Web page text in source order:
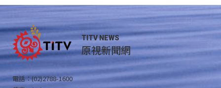
TITV NEWS
原視新聞網
電話：(02)2788-1600